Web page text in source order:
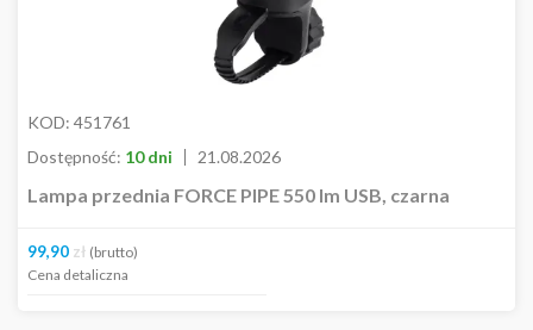
KOD: 451761
Dostępność: 10 dni 21.08.2026
Lampa przednia FORCE PIPE 550 lm USB, czarna
99,90 zł (brutto)
Cena detaliczna